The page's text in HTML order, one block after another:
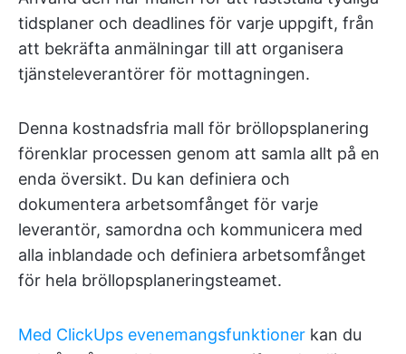
tidsplaner och deadlines för varje uppgift, från
att bekräfta anmälningar till att organisera
tjänsteleverantörer för mottagningen.
Denna kostnadsfria mall för bröllopsplanering
förenklar processen genom att samla allt på en
enda översikt. Du kan definiera och
dokumentera arbetsomfånget för varje
leverantör, samordna och kommunicera med
alla inblandade och definiera arbetsomfånget
för hela bröllopsplaneringsteamet.
Med ClickUps evenemangsfunktioner kan du